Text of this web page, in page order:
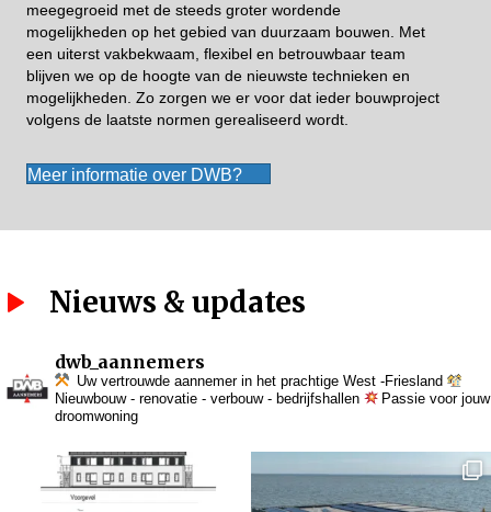
meegegroeid met de steeds groter wordende
mogelijkheden op het gebied van duurzaam bouwen. Met
een uiterst vakbekwaam, flexibel en betrouwbaar team
blijven we op de hoogte van de nieuwste technieken en
mogelijkheden. Zo zorgen we er voor dat ieder bouwproject
volgens de laatste normen gerealiseerd wordt.
Meer informatie over DWB?
Nieuws & updates
dwb_aannemers
Uw vertrouwde aannemer in het prachtige West -Friesland
Nieuwbouw - renovatie - verbouw - bedrijfshallen
Passie voor jouw
droomwoning